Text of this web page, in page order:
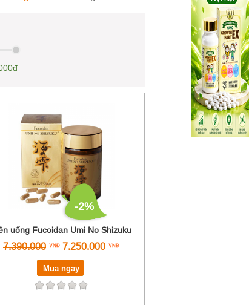
-2%
uống Fucoidan Umi No Shizuku
7.390.000 7.250.000
Mua ngay